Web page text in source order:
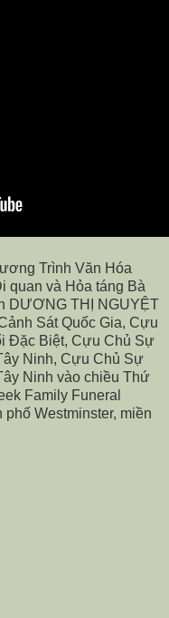
Trình Văn Hóa
quan và Hỏa táng Bà
DƯƠNG THỊ NGUYỆT
Sát Quốc Gia, Cựu
Đặc Biệt, Cựu Chủ Sự
Ninh, Cựu Chủ Sự
Ninh vào chiều Thứ
Family Funeral
phố Westminster, miền